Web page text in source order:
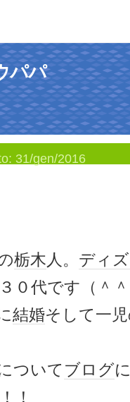
パパ
31/gen/2016
栃木人。 ディ
０代です（＾
結婚そして一
ついて ブログ
！！